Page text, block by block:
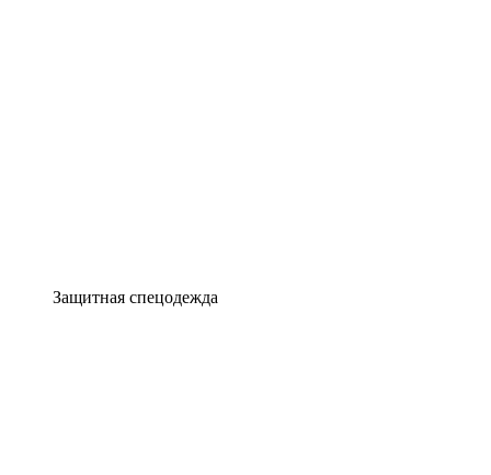
Защитная спецодежда